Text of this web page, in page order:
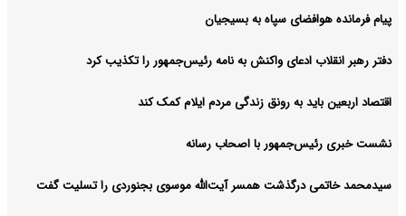
پیام فرمانده هوافضای سپاه به بسیجیان
دفتر رهبر انقلاب ادعای واکنش به نامه رئیس‌جمهور را تکذیب کرد
اقتصاد اربعین باید به رونق زندگی مردم ایلام کمک کند
نشست خبری رئیس‌جمهور با اصحاب رسانه
سیدمحمد خاتمی درگذشت همسر آیت‌الله موسوی بجنوردی را تسلیت گفت